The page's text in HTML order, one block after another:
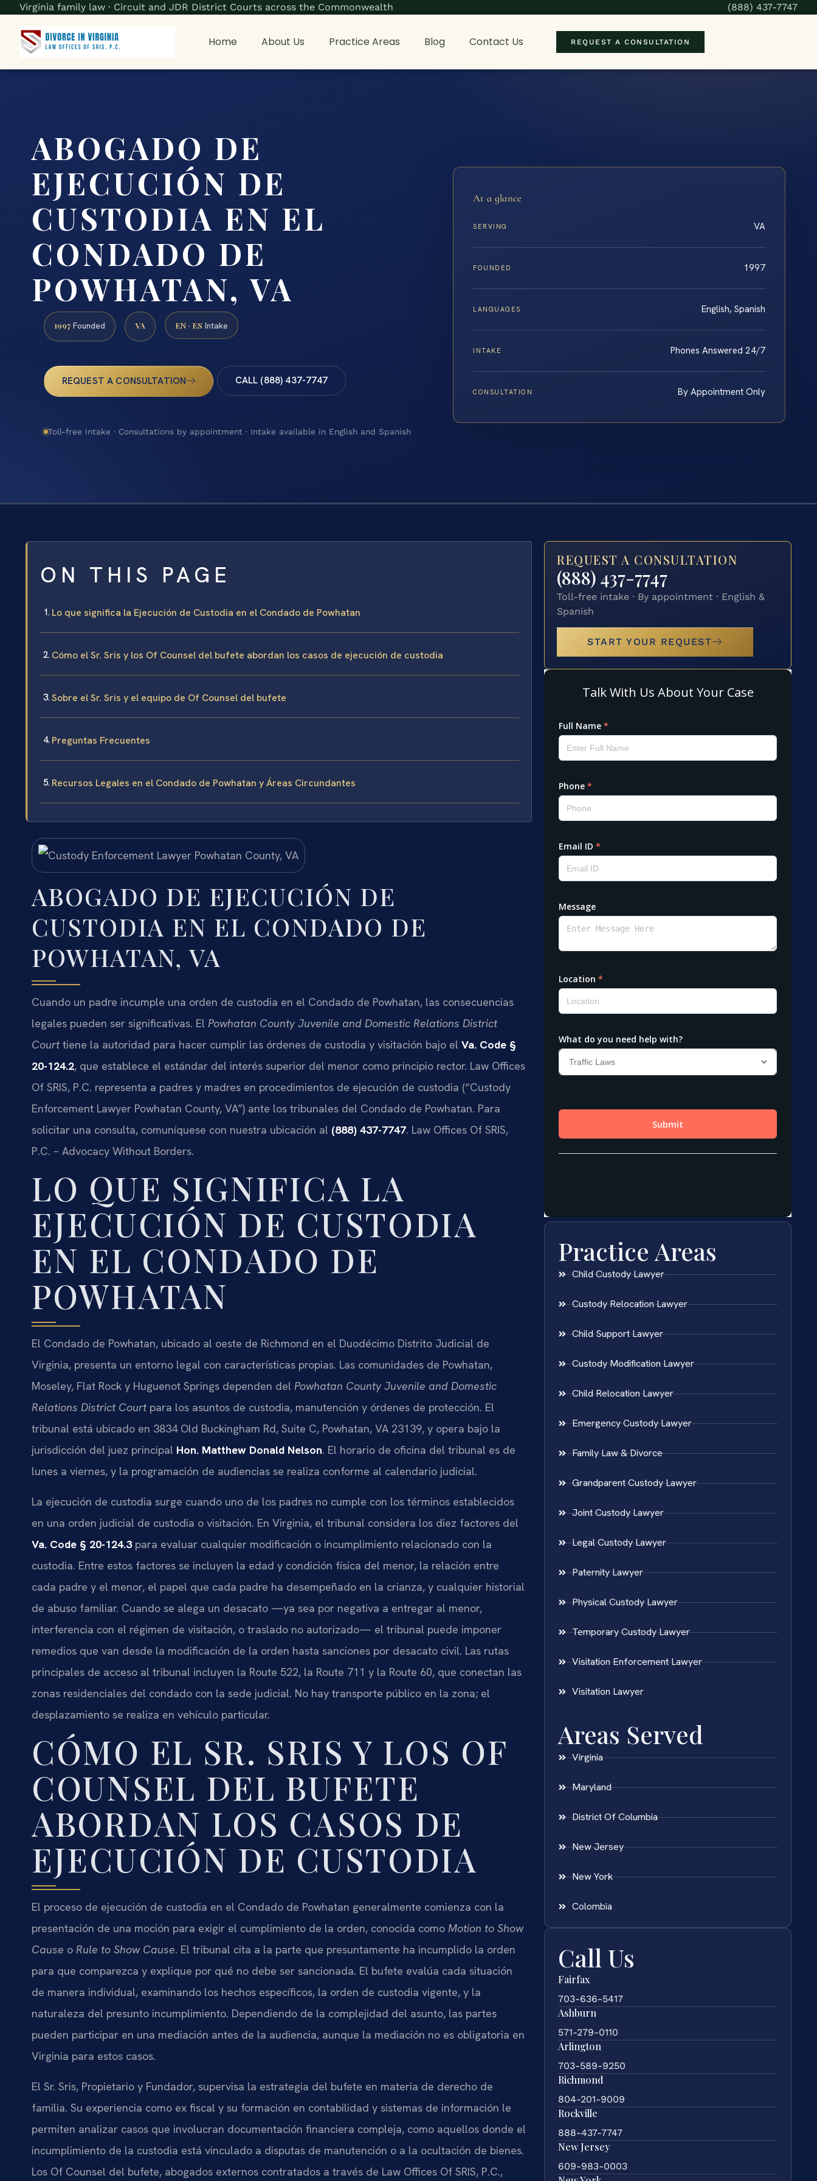
Virginia family law · Circuit and JDR District Courts across the Commonwealth (888) 437-7747
Home About Us Practice Areas Blog Contact Us REQUEST A CONSULTATION
ABOGADO DE
EJECUCIÓN DE
CUSTODIA EN EL
CONDADO DE
POWHATAN, VA
1997 Founded VA EN · ES Intake
REQUEST A CONSULTATION CALL (888) 437-7747
Toll-free intake · Consultations by appointment · Intake available in English and Spanish
At a glance
SERVING VA
FOUNDED 1997
LANGUAGES English, Spanish
INTAKE Phones Answered 24/7
CONSULTATION By Appointment Only
ON THIS PAGE
Lo que significa la Ejecución de Custodia en el Condado de Powhatan
Cómo el Sr. Sris y los Of Counsel del bufete abordan los casos de ejecución de custodia
Sobre el Sr. Sris y el equipo de Of Counsel del bufete
Preguntas Frecuentes
Recursos Legales en el Condado de Powhatan y Áreas Circundantes
ABOGADO DE EJECUCIÓN DE
CUSTODIA EN EL CONDADO DE
POWHATAN, VA
Cuando un padre incumple una orden de custodia en el Condado de Powhatan, las consecuencias
legales pueden ser significativas. El Powhatan County Juvenile and Domestic Relations District
Courttiene la autoridad para hacer cumplir las órdenes de custodia y visitación bajo el Va. Code §
20-124.2, que establece el estándar del interés superior del menor como principio rector. Law Offices
Of SRIS, P.C. representa a padres y madres en procedimientos de ejecución de custodia (“Custody
Enforcement Lawyer Powhatan County, VA”) ante los tribunales del Condado de Powhatan. Para
solicitar una consulta, comuníquese con nuestra ubicación al (888) 437-7747. Law Offices Of SRIS,
P.C. – Advocacy Without Borders.
LO QUE SIGNIFICA LA
EJECUCIÓN DE CUSTODIA
EN EL CONDADO DE
POWHATAN
El Condado de Powhatan, ubicado al oeste de Richmond en el Duodécimo Distrito Judicial de
Virginia, presenta un entorno legal con características propias. Las comunidades de Powhatan,
Moseley, Flat Rock y Huguenot Springs dependen del Powhatan County Juvenile and Domestic
Relations District Courtpara los asuntos de custodia, manutención y órdenes de protección. El
tribunal está ubicado en 3834 Old Buckingham Rd, Suite C, Powhatan, VA 23139, y opera bajo la
jurisdicción del juez principal Hon. Matthew Donald Nelson. El horario de oficina del tribunal es de
lunes a viernes, y la programación de audiencias se realiza conforme al calendario judicial.
La ejecución de custodia surge cuando uno de los padres no cumple con los términos establecidos
en una orden judicial de custodia o visitación. En Virginia, el tribunal considera los diez factores del
Va. Code § 20-124.3para evaluar cualquier modificación o incumplimiento relacionado con la
custodia. Entre estos factores se incluyen la edad y condición física del menor, la relación entre
cada padre y el menor, el papel que cada padre ha desempeñado en la crianza, y cualquier historial
de abuso familiar. Cuando se alega un desacato —ya sea por negativa a entregar al menor,
interferencia con el régimen de visitación, o traslado no autorizado— el tribunal puede imponer
remedios que van desde la modificación de la orden hasta sanciones por desacato civil. Las rutas
principales de acceso al tribunal incluyen la Route 522, la Route 711 y la Route 60, que conectan las
zonas residenciales del condado con la sede judicial. No hay transporte público en la zona; el
desplazamiento se realiza en vehículo particular.
CÓMO EL SR. SRIS Y LOS OF
COUNSEL DEL BUFETE
ABORDAN LOS CASOS DE
EJECUCIÓN DE CUSTODIA
El proceso de ejecución de custodia en el Condado de Powhatan generalmente comienza con la
presentación de una moción para exigir el cumplimiento de la orden, conocida como Motion to Show
Cause o Rule to Show Cause. El tribunal cita a la parte que presuntamente ha incumplido la orden
para que comparezca y explique por qué no debe ser sancionada. El bufete evalúa cada situación
de manera individual, examinando los hechos específicos, la orden de custodia vigente, y la
naturaleza del presunto incumplimiento. Dependiendo de la complejidad del asunto, las partes
pueden participar en una mediación antes de la audiencia, aunque la mediación no es obligatoria en
Virginia para estos casos.
El Sr. Sris, Propietario y Fundador, supervisa la estrategia del bufete en materia de derecho de
familia. Su experiencia como ex fiscal y su formación en contabilidad y sistemas de información le
permiten analizar casos que involucran documentación financiera compleja, como aquellos donde el
incumplimiento de la custodia está vinculado a disputas de manutención o a la ocultación de bienes.
Los Of Counsel del bufete, abogados externos contratados a través de Law Offices Of SRIS, P.C.,
REQUEST A CONSULTATION
(888) 437-7747
Toll-free intake · By appointment · English &
Spanish
START YOUR REQUEST
Practice Areas
Child Custody Lawyer
Custody Relocation Lawyer
Child Support Lawyer
Custody Modification Lawyer
Child Relocation Lawyer
Emergency Custody Lawyer
Family Law & Divorce
Grandparent Custody Lawyer
Joint Custody Lawyer
Legal Custody Lawyer
Paternity Lawyer
Physical Custody Lawyer
Temporary Custody Lawyer
Visitation Enforcement Lawyer
Visitation Lawyer
Areas Served
Virginia
Maryland
District Of Columbia
New Jersey
New York
Colombia
Call Us
Fairfax
703-636-5417
Ashburn
571-279-0110
Arlington
703-589-9250
Richmond
804-201-9009
Rockville
888-437-7747
New Jersey
609-983-0003